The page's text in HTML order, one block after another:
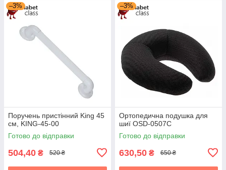
–3%
Поручень пристінний King 45
см, KING-45-00
Готово до відправки
504,40 ₴ 520 ₴
–3%
Ортопедична подушка для
шиї OSD-0507C
Готово до відправки
630,50 ₴ 650 ₴